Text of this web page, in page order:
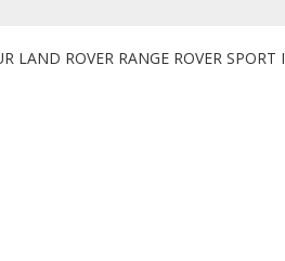
LAND ROVER RANGE ROVER SPORT